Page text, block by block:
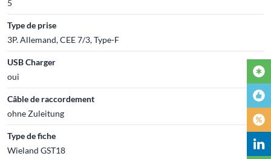
5
Type de prise
3P. Allemand, CEE 7/3, Type-F
USB Charger
oui
Câble de raccordement
ohne Zuleitung
Type de fiche
Wieland GST18